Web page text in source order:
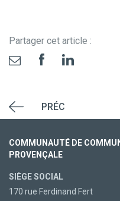
Partager cet article :
PRÉC
COMMUNAUTÉ DE
PROVENÇALE
SIÈGE SOCIAL
170 rue Ferdinand Fert